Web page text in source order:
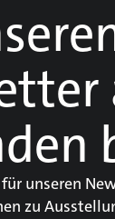
unseren
zu